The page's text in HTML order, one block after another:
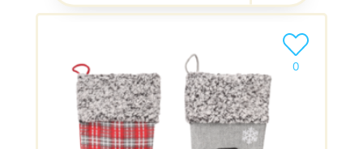
0
Ajouter le
clients ont